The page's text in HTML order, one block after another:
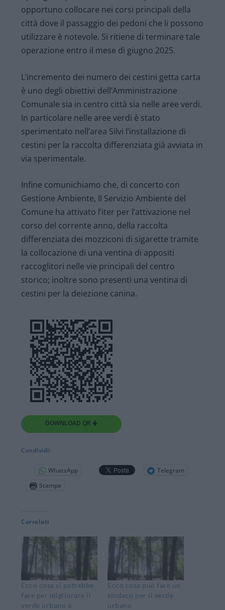
opportuno collocare nei corsi principali della
città dove il passaggio dei pedoni che li possono
utilizzare è notevole. Si ritiene di terminare tale
operazione entro il mese di giugno 2025.
L’incremento dei numero dei cestini getta carta
è uno degli obiettivi dell’Amministrazione
Comunale sia in centro città sia nelle aree verdi.
In particolare nelle aree verdi è stato
sperimentato nell’area Silvi l’installazione di
cestini per la raccolta differenziata già avviata in
via sperimentale.
Infine comunichiamo che, di concerto con
Gestione Ambiente, Il Servizio Ambiente del
Comune ha attivato l’iter per l’attivazione nel
corso del corrente anno, della raccolta
differenziata dei mozziconi di sigarette tramite
la collocazione di una ventina di appositi
raccoglitori nelle vie principali del centro
storico; inoltre sono presenti una ventina di
cestini per la deiezione canina.
DOWNLOAD QR 🠋
Condividi:
WhatsApp
Telegram
Stampa
Correlati
Ecco cosa si potrebbe
fare per migliorare il
verde urbano a
Ecco cosa può fare un
sindaco per il verde
urbano